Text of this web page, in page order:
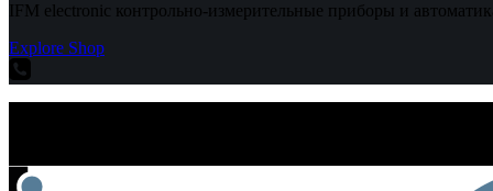
IFM electronic контрольно-измерительные приборы и
Explore Shop